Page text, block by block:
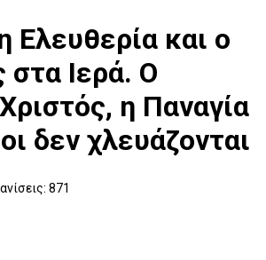
Ελευθερία και ο
Ιερά. Ο
η Παναγία
δεν χλευάζονται
871